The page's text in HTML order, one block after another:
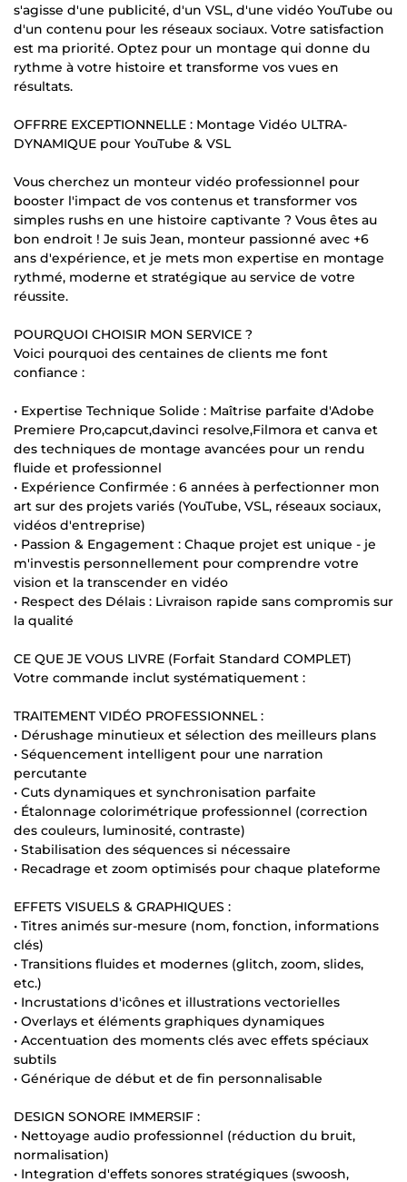
s'agisse d'une publicité, d'un VSL, d'une vidéo YouTube ou
d'un contenu pour les réseaux sociaux. Votre satisfaction
est ma priorité. Optez pour un montage qui donne du
rythme à votre histoire et transforme vos vues en
résultats.
OFFRRE EXCEPTIONNELLE : Montage Vidéo ULTRA-
DYNAMIQUE pour YouTube & VSL
Vous cherchez un monteur vidéo professionnel pour
booster l'impact de vos contenus et transformer vos
simples rushs en une histoire captivante ? Vous êtes au
bon endroit ! Je suis Jean, monteur passionné avec +6
ans d'expérience, et je mets mon expertise en montage
rythmé, moderne et stratégique au service de votre
réussite.
POURQUOI CHOISIR MON SERVICE ?
Voici pourquoi des centaines de clients me font
confiance :
• Expertise Technique Solide : Maîtrise parfaite d'Adobe
Premiere Pro,capcut,davinci resolve,Filmora et canva et
des techniques de montage avancées pour un rendu
fluide et professionnel
• Expérience Confirmée : 6 années à perfectionner mon
art sur des projets variés (YouTube, VSL, réseaux sociaux,
vidéos d'entreprise)
• Passion & Engagement : Chaque projet est unique - je
m'investis personnellement pour comprendre votre
vision et la transcender en vidéo
• Respect des Délais : Livraison rapide sans compromis sur
la qualité
CE QUE JE VOUS LIVRE (Forfait Standard COMPLET)
Votre commande inclut systématiquement :
TRAITEMENT VIDÉO PROFESSIONNEL :
• Dérushage minutieux et sélection des meilleurs plans
• Séquencement intelligent pour une narration
percutante
• Cuts dynamiques et synchronisation parfaite
• Étalonnage colorimétrique professionnel (correction
des couleurs, luminosité, contraste)
• Stabilisation des séquences si nécessaire
• Recadrage et zoom optimisés pour chaque plateforme
EFFETS VISUELS & GRAPHIQUES :
• Titres animés sur-mesure (nom, fonction, informations
clés)
• Transitions fluides et modernes (glitch, zoom, slides,
etc.)
• Incrustations d'icônes et illustrations vectorielles
• Overlays et éléments graphiques dynamiques
• Accentuation des moments clés avec effets spéciaux
subtils
• Générique de début et de fin personnalisable
DESIGN SONORE IMMERSIF :
• Nettoyage audio professionnel (réduction du bruit,
normalisation)
• Integration d'effets sonores stratégiques (swoosh,